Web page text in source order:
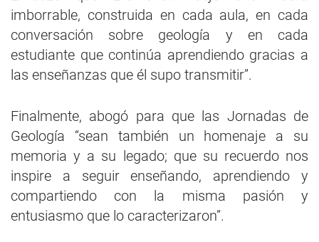
imborrable, construida en cada aula, en cada
conversación sobre geología y en cada
estudiante que continúa aprendiendo gracias a
las enseñanzas que él supo transmitir”.
Finalmente, abogó para que las Jornadas de
Geología “sean también un homenaje a su
memoria y a su legado; que su recuerdo nos
inspire a seguir enseñando, aprendiendo y
compartiendo con la misma pasión y
entusiasmo que lo caracterizaron”.